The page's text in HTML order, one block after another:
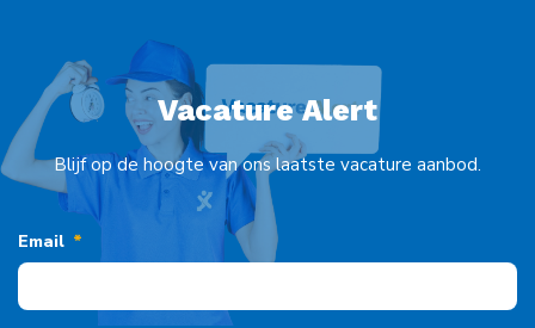
Vacature Alert
Blijf op de hoogte van ons laatste vacature aanbod.
Email